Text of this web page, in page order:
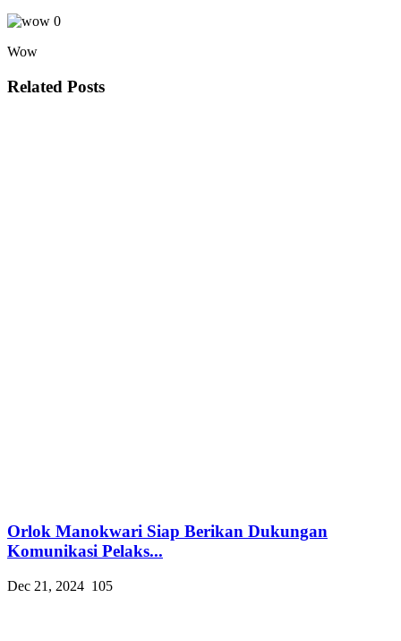
0
Wow
Related Posts
Orlok Manokwari Siap Berikan Dukungan
Komunikasi Pelaks...
Dec 21, 2024 105